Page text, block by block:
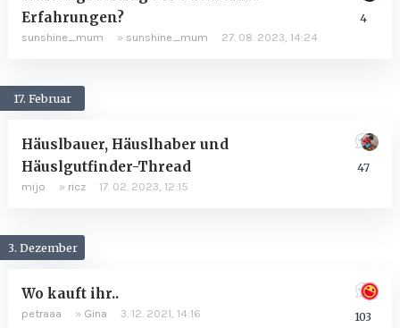
4
Erfahrungen?
sunshine_mum » sunshine_mum 27. 08. 2023, 14:24
17. Februar
47
Häuslbauer, Häuslhaber und
Häuslgutfinder-Thread
mijo » ricz 17. 02. 2023, 12:15
3. Dezember
103
Wo kauft ihr..
petraaa » Gina 3. 12. 2021, 14:16